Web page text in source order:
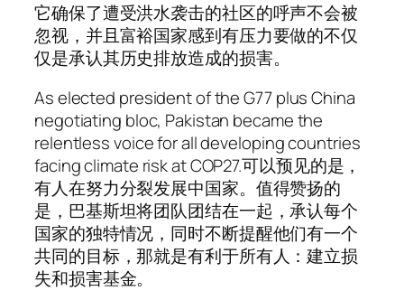
它确保了遭受洪水袭击的社区的呼声不会被
忽视，并且富裕国家感到有压力要做的不仅
仅是承认其历史排放造成的损害。
As elected president of the G77 plus China
negotiating bloc, Pakistan became the
relentless voice for all developing countries
facing climate risk at COP27.可以预见的是，
有人在努力分裂发展中国家。值得赞扬的
是，巴基斯坦将团队团结在一起，承认每个
国家的独特情况，同时不断提醒他们有一个
共同的目标，那就是有利于所有人：建立损
失和损害基金。